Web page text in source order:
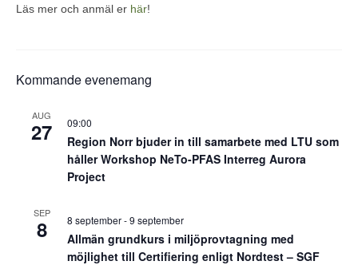
Läs mer och anmäl er här!
Kommande evenemang
AUG
27 09:00
Region Norr bjuder in till samarbete med LTU som
håller Workshop NeTo-PFAS Interreg Aurora
Project
SEP
8 8 september-9 september
Allmän grundkurs i miljöprovtagning med
möjlighet till Certifiering enligt Nordtest – SGF